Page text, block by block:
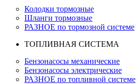
Колодки тормозные
Шланги тормозные
РАЗНОЕ по тормозной системе
ТОПЛИВНАЯ СИСТЕМА
Бензонасосы механические
Бензонасосы электрические
РАЗНОЕ по топливной системе